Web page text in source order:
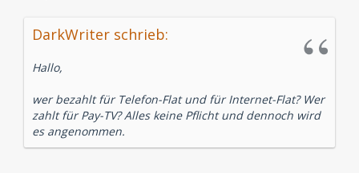
DarkWriter schrieb:
Hallo,
wer bezahlt für Telefon-Flat und für Internet-Flat? Wer
zahlt für Pay-TV? Alles keine Pflicht und dennoch wird
es angenommen.